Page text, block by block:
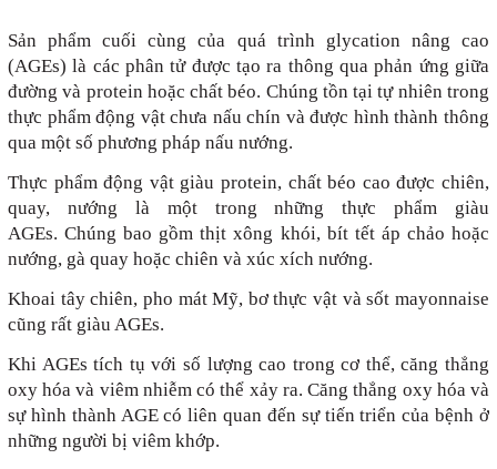
Sản phẩm cuối cùng của quá trình glycation nâng cao
(AGEs) là các phân tử được tạo ra thông qua phản ứng giữa
đường và protein hoặc chất béo. Chúng tồn tại tự nhiên trong
thực phẩm động vật chưa nấu chín và được hình thành thông
qua một số phương pháp nấu nướng.
Thực phẩm động vật giàu protein, chất béo cao được chiên,
quay, nướng là một trong những thực phẩm giàu
AGEs. Chúng bao gồm thịt xông khói, bít tết áp chảo hoặc
nướng, gà quay hoặc chiên và xúc xích nướng.
Khoai tây chiên, pho mát Mỹ, bơ thực vật và sốt mayonnaise
cũng rất giàu AGEs.
Khi AGEs tích tụ với số lượng cao trong cơ thể, căng thẳng
oxy hóa và viêm nhiễm có thể xảy ra. Căng thẳng oxy hóa và
sự hình thành AGE có liên quan đến sự tiến triển của bệnh ở
những người bị viêm khớp.